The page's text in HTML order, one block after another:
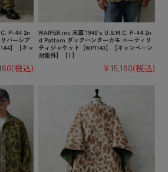
P-44 2n
バーシブ
】【キャ
(税込)
WAIPER.inc 米軍 1940’s U.S.M.C. P-44 2n
d Pattern ダックハンターカモ ユーティリ
ティジャケット【WP1143】【キャンペーン
対象外】【T】
¥15,180(税込)